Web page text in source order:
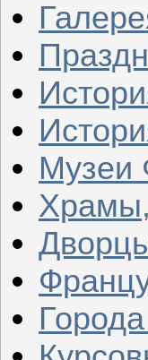
Музеи